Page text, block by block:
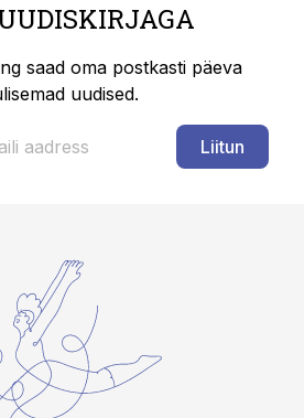
saad oma postkasti päeva
uudised.
Liitun